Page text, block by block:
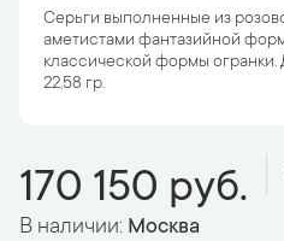
Серьги выполненные из
аметистами фантазийной
классической формы
22,58 гр.
170 150 руб.
В наличии: Москва